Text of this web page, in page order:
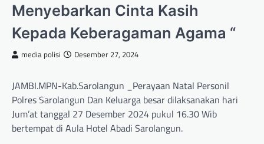
Menyebarkan Cinta Kasih
Kepada Keberagaman Agama “
media polisi Desember 27, 2024
JAMBI.MPN-Kab.Sarolangun _Perayaan Natal Personil
Polres Sarolangun Dan Keluarga besar dilaksanakan hari
Jum’at tanggal 27 Desember 2024 pukul 16.30 Wib
bertempat di Aula Hotel Abadi Sarolangun.